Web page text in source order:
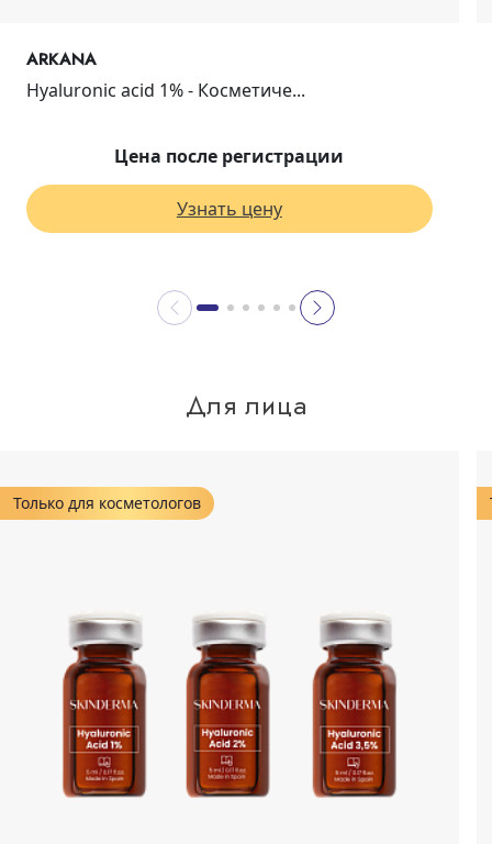
ARKANA
Hyaluronic acid 1% - Косметиче...
Цена после регистрации
Узнать цену
Для лица
Только для косметологов